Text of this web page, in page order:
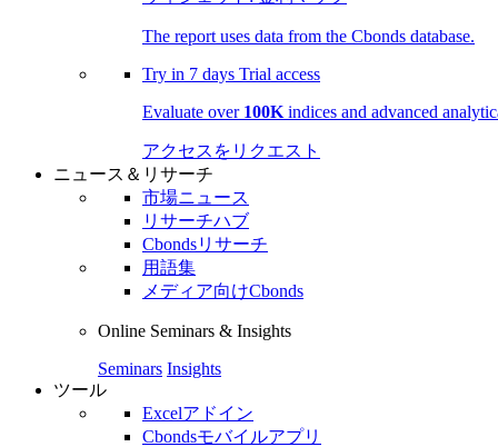
The report uses data from the Cbonds database.
Try in 7 days Trial access
Evaluate over 100K indices and advanced
アクセスをリクエスト
ニュース＆リサーチ
市場ニュース
リサーチハブ
Cbondsリサーチ
用語集
メディア向けCbonds
Online Seminars & Insights
Seminars Insights
ツール
Excelアドイン
Cbondsモバイルアプリ